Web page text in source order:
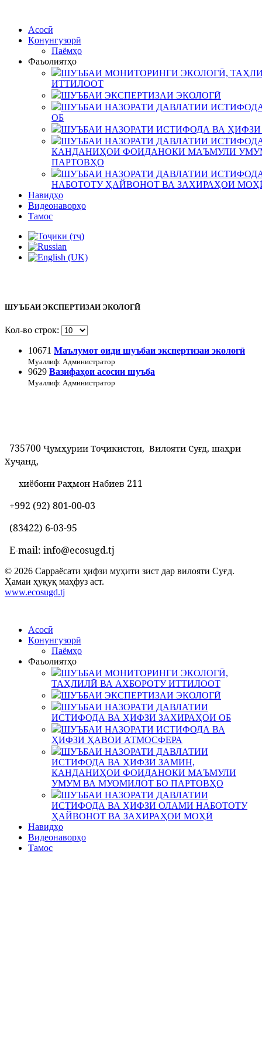
Асосӣ
Қонунгузорӣ
Паёмҳо
Фаъолиятҳо
ШУЪБАИ МОНИТОРИНГИ ЭКОЛОГӢ,
ИТТИЛООТ
ШУЪБАИ ЭКСПЕРТИЗАИ ЭКОЛОГӢ
ШУЪБАИ НАЗОРАТИ ДАВЛАТИИ
ОБ
ШУЪБАИ НАЗОРАТИ ИСТИФОДА ВА
ШУЪБАИ НАЗОРАТИ ДАВЛАТИИ
КАНДАНИҲОИ ФОИДАНОКИ МАЪМУЛИ
ПАРТОВҲО
ШУЪБАИ НАЗОРАТИ ДАВЛАТИИ
НАБОТОТУ ҲАЙВОНОТ ВА ЗАХИРАҲОИ
Навидҳо
Видеонаворҳо
Тамос
ШУЪБАИ ЭКСПЕРТИЗАИ ЭКОЛОГӢ
Кол-во строк:
10671 Маълумот оиди шуъбаи экспертизаи экологӣ
Муаллиф: Администратор
9629 Вазифаҳои асосии шуъба
Муаллиф: Администратор
735700 Ҷумҳурии Тоҷикистон, Вилояти Суғд, шаҳри
Хуҷанд,
хиёбони Раҳмон Набиев 211
+992 (92) 801-00-03
(83422) 6-03-95
E-mail: info@ecosugd.tj
© 2026 Сарраёсати ҳифзи муҳити зист дар вилояти Суғд.
Ҳамаи ҳуқуқ маҳфуз аст.
www.ecosugd.tj
Асосӣ
Қонунгузорӣ
Паёмҳо
Фаъолиятҳо
ШУЪБАИ МОНИТОРИНГИ ЭКОЛОГӢ,
ТАҲЛИЛӢ ВА АХБОРОТУ ИТТИЛООТ
ШУЪБАИ ЭКСПЕРТИЗАИ ЭКОЛОГӢ
ШУЪБАИ НАЗОРАТИ ДАВЛАТИИ
ИСТИФОДА ВА ҲИФЗИ ЗАХИРАҲОИ ОБ
ШУЪБАИ НАЗОРАТИ ИСТИФОДА ВА
ҲИФЗИ ҲАВОИ АТМОСФЕРА
ШУЪБАИ НАЗОРАТИ ДАВЛАТИИ
ИСТИФОДА ВА ҲИФЗИ ЗАМИН,
КАНДАНИҲОИ ФОИДАНОКИ МАЪМУЛИ
УМУМ ВА МУОМИЛОТ БО ПАРТОВҲО
ШУЪБАИ НАЗОРАТИ ДАВЛАТИИ
ИСТИФОДА ВА ҲИФЗИ ОЛАМИ НАБОТОТУ
ҲАЙВОНОТ ВА ЗАХИРАҲОИ МОҲӢ
Навидҳо
Видеонаворҳо
Тамос